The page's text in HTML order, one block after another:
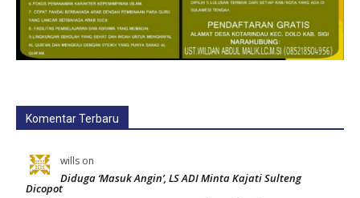
Komentar Terbaru
wills on
Diduga ‘Masuk Angin’, LS ADI Minta Kajati Sulteng
Dicopot